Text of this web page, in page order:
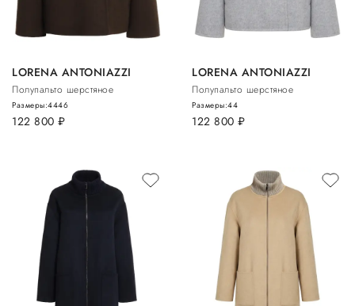
LORENA ANTONIAZZI
Полупальто шерстяное
122 800 руб.
Размеры:4446
LORENA ANTONIAZZI
Полупальто шерстяное
122 800 руб.
Размеры:44